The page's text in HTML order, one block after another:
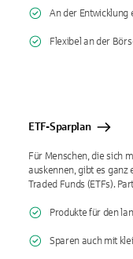
An der Entwicklung
Flexibel an der
ETF-Sparplan
Für Menschen, die sich
auskennen, gibt es ganz
Traded Funds (ETFs).
Produkte für den
Sparen auch mit